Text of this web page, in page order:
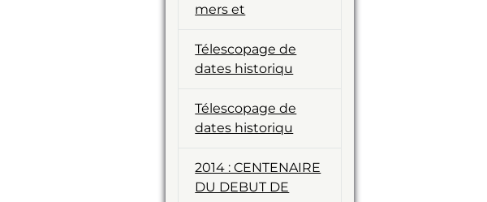
mers et
Télescopage de
dates historiqu
Télescopage de
dates historiqu
2014 : CENTENAIRE
DU DEBUT DE